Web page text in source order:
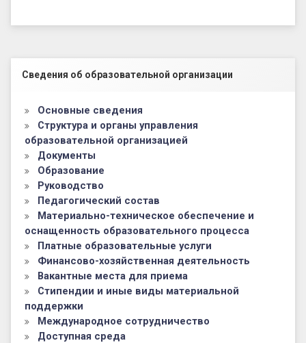
Левый сайдбар
Сведения об образовательной организации
Основные сведения
Структура и органы управления
образовательной организацией
Документы
Образование
Руководство
Педагогический состав
Материально-техническое обеспечение и
оснащенность образовательного процесса
Платные образовательные услуги
Финансово-хозяйственная деятельность
Вакантные места для приема
Стипендии и иные виды материальной
поддержки
Международное сотрудничество
Доступная среда